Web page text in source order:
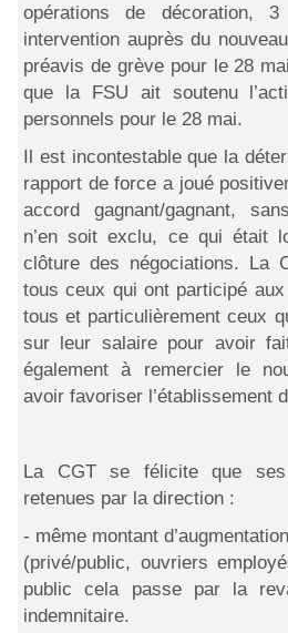
opérations de décoration,
intervention auprès du
préavis de grève pour le 28
que la FSU ait soutenu
personnels pour le 28 mai.
Il est incontestable que la
rapport de force a joué
accord gagnant/gagnant,
n’en soit exclu, ce qui était
clôture des négociations. La
tous ceux qui ont participé
tous et particulièrement ceux
sur leur salaire pour avoir
également à remercier le
avoir favoriser l’établissement
La CGT se félicite que
retenues par la direction :
- même montant
(privé/public, ouvriers
public cela passe par la
indemnitaire.